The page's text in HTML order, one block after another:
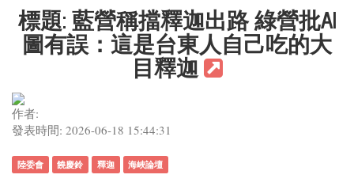
標題: 藍營稱擋釋迦出路 綠營批AI
圖有誤：這是台東人自己吃的大
目釋迦
作者:
發表時間: 2026-06-18 15:44:31
陸委會 饒慶鈴 釋迦 海峽論壇